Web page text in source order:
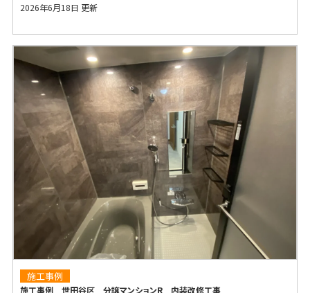
2026年6月18日 更新
施工事例
施工事例 世田谷区 分譲マンションR 内装改修工事